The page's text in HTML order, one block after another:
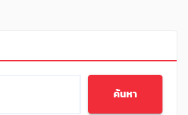
ค้นหา